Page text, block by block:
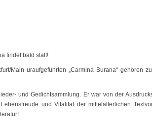
findet bald statt!
Main uraufgeführten „Carmina Burana“ gehören
und Gedichtsammlung. Er war von der
und Vitalität der mittelalterlichen